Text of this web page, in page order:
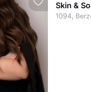
Skin &
1094,